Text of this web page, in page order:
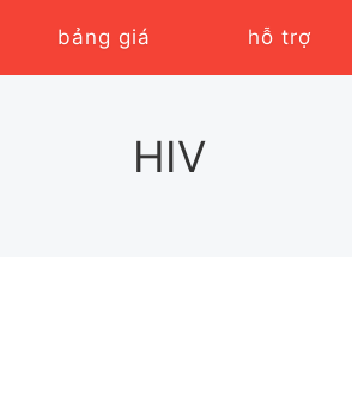
bảng giá hỗ trợ
HIV